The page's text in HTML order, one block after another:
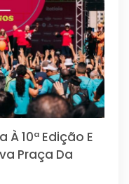
10ª Edição E
Praça Da